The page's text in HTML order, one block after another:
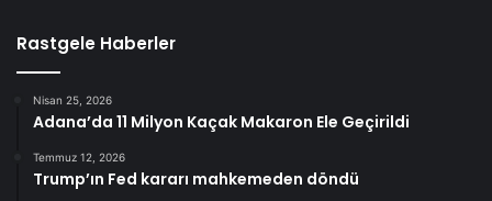
Rastgele Haberler
Nisan 25, 2026
Adana’da 11 Milyon Kaçak Makaron Ele Geçirildi
Temmuz 12, 2026
Trump’ın Fed kararı mahkemeden döndü